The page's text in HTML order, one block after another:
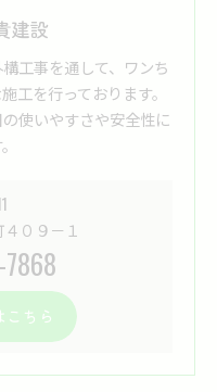
建設
工事を通して、ワンち
工を行っております。
使いやすさや安全性に
０９－１
ちら